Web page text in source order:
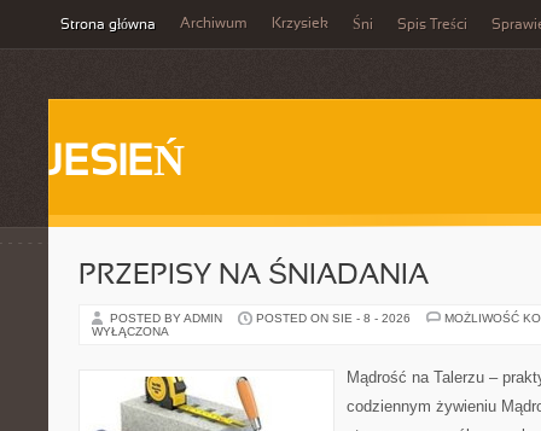
Strona główna Archiwum Krzysiek Śni Spis Treści
JESIEŃ
PRZEPISY NA ŚNIADANIA
POSTED BY ADMIN POSTED ON SIE - 8 - 2026
MOŻLIWOŚĆ
WYŁĄCZONA
Mądrość na Talerzu –
codziennym żywieniu